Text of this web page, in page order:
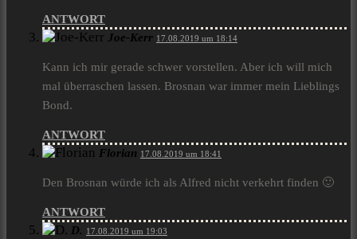
ANTWORT
Joe-Kerr 17.08.2019 um 18:14
Kann ich mir gerade schwer vorstellen. Aber ich will mich
mal überraschen lassen. Brosnan war immer mein Lieblings
Bond.
ANTWORT
Florian 17.08.2019 um 18:41
Den Brosnan würde ich als Alfred nicht verkehrt finden 🙂
ANTWORT
D. 17.08.2019 um 19:03